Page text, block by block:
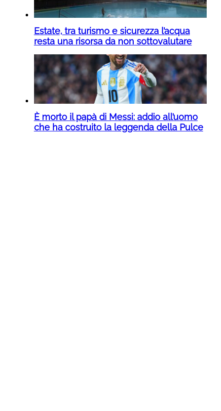
Estate, tra turismo e sicurezza l’acqua
resta una risorsa da non sottovalutare
È morto il papà di Messi: addio all’uomo
che ha costruito la leggenda della Pulce